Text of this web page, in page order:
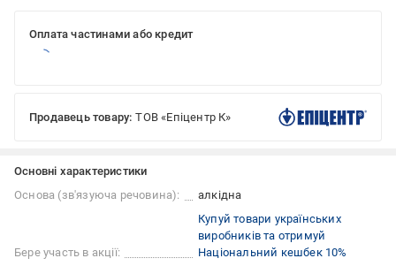
Оплата частинами або кредит
Продавець товару: ТОВ «Епіцентр К»
Основні характеристики
Основа (зв'язуюча речовина):
алкідна
Бере участь в акції:
Купуй товари українських
виробників та отримуй
Національний кешбек 10%